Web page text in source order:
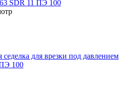
седелка для врезки под давлением
100